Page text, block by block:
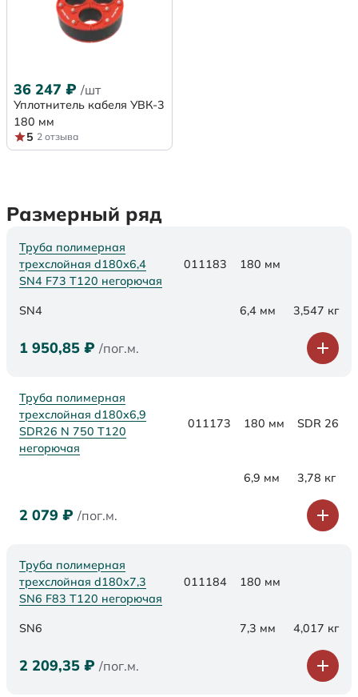
36 247 ₽ /шт
Уплотнитель кабеля УВК-3
180 мм
5 2 отзыва
Размерный ряд
Труба полимерная
трехслойная d180х6,4
SN4 F73 Т120 негорючая
011183 180 мм
SN4 6,4 мм 3,547 кг
1 950,85 ₽ /пог.м.
Труба полимерная
трехслойная d180x6,9
SDR26 N 750 Т120
негорючая
011173 180 мм SDR 26
6,9 мм 3,78 кг
2 079 ₽ /пог.м.
Труба полимерная
трехслойная d180х7,3
SN6 F83 Т120 негорючая
011184 180 мм
SN6 7,3 мм 4,017 кг
2 209,35 ₽ /пог.м.